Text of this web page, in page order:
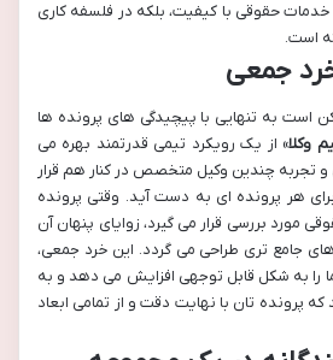
خدمات حقوقی با کیفیت، بلکه در فلسفه کاری
است.
جمعی
است به تنهایی با پیچیدگی های پرونده ها
وکلا» از یک رویکرد تیمی قدرتمند بهره می
تجربه چندین وکیل متخصص در کنار هم قرار
برای هر پرونده ای به دست آید. وقتی پرونده
مورد بررسی قرار می گیرد، زوایای پنهان آن
جامع تری طراحی می گردد. این خرد جمعی،
به شکل قابل توجهی افزایش می دهد و به
پرونده تان با نهایت دقت و از تمامی ابعاد